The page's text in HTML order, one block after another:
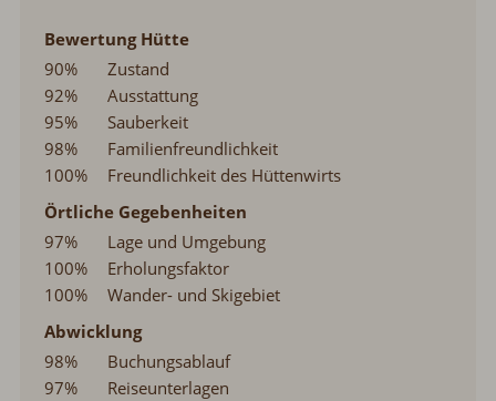
Bewertung Hütte
90%
Zustand
92%
Ausstattung
95%
Sauberkeit
98%
Familienfreundlichkeit
100%
Freundlichkeit des Hüttenwirts
Örtliche Gegebenheiten
97%
Lage und Umgebung
100%
Erholungsfaktor
100%
Wander- und Skigebiet
Abwicklung
98%
Buchungsablauf
97%
Reiseunterlagen